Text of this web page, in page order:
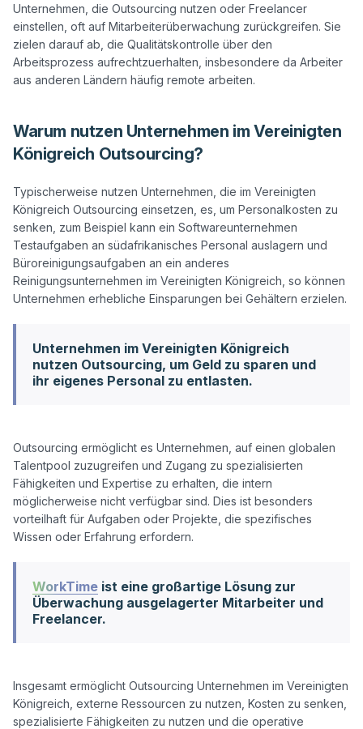
Unternehmen, die Outsourcing nutzen oder Freelancer
einstellen, oft auf Mitarbeiterüberwachung zurückgreifen. Sie
zielen darauf ab, die Qualitätskontrolle über den
Arbeitsprozess aufrechtzuerhalten, insbesondere da Arbeiter
Warum nutzen Unternehmen im Vereinigten
Königreich Outsourcing?
Typischerweise nutzen Unternehmen, die im Vereinigten
Königreich Outsourcing einsetzen, es, um Personalkosten zu
senken, zum Beispiel kann ein Softwareunternehmen
Testaufgaben an südafrikanisches Personal auslagern und
Büroreinigungsaufgaben an ein anderes
Reinigungsunternehmen im Vereinigten Königreich, so können
Unternehmen im Vereinigten Königreich
nutzen Outsourcing, um Geld zu sparen und
ihr eigenes Personal zu entlasten.
Outsourcing ermöglicht es Unternehmen, auf einen globalen
Talentpool zuzugreifen und Zugang zu spezialisierten
Fähigkeiten und Expertise zu erhalten, die intern
möglicherweise nicht verfügbar sind. Dies ist besonders
vorteilhaft für Aufgaben oder Projekte, die spezifisches
WorkTime ist eine großartige Lösung zur
Überwachung ausgelagerter Mitarbeiter und
Freelancer.
Insgesamt ermöglicht Outsourcing Unternehmen im Vereinigten
Königreich, externe Ressourcen zu nutzen, Kosten zu senken,
spezialisierte Fähigkeiten zu nutzen und die operative